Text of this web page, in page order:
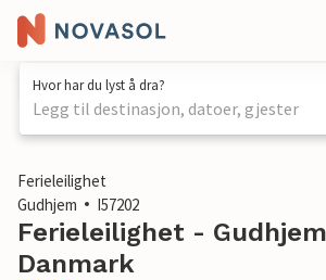
Hvor har du lyst å dra?
Legg til destinasjon, datoer, gjester
1 / 17
Ferieleilighet
Gudhjem
I57202
Ferieleilighet -
Danmark